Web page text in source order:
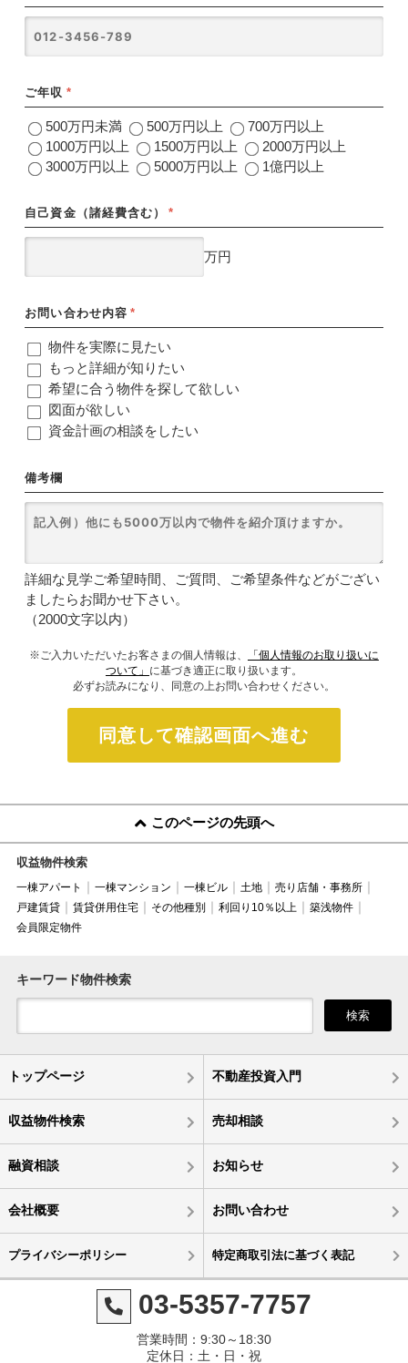
ご年収 *
500万円未満 500万円以上
700万円以上
1000万円以上
1500万円以上
2000万円以上
3000万円以上
5000万円以上 1億円以上
自己資金（諸経費含む） *
万円
お問い合わせ内容 *
物件を実際に見たい
もっと詳細が知りたい
希望に合う物件を探して欲しい
図面が欲しい
資金計画の相談をしたい
備考欄
詳細な見学ご希望時間、ご質問、ご希望条件などがござい
ましたらお聞かせ下さい。
（2000文字以内）
※ご入力いただいたお客さまの個人情報は、
「個人情報のお取り扱いに
ついて」 に基づき適正に取り扱います。
必ずお読みになり、同意の上お問い合わせください。
同意して確認画面へ進む
このページの先頭へ
収益物件検索
一棟アパート 一棟マンション 一棟ビル 土地
売り店舗・事務所
戸建賃貸
賃貸併用住宅 その他種別 利回り10％以上
築浅物件
会員限定物件
キーワード物件検索
検索
トップページ 不動産投資入門
収益物件検索 売却相談
融資相談 お知らせ
会社概要 お問い合わせ
プライバシーポリシー 特定商取引法に基づく表記
03-5357-7757
営業時間：9:30～18:30
定休日：土・日・祝